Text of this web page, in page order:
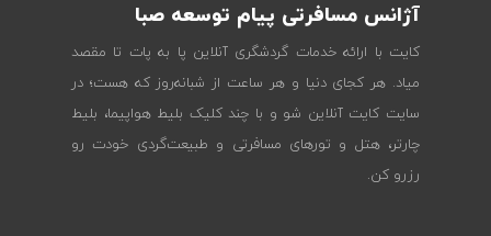
آژانس مسافرتی پیام توسعه صبا
کایت با ارائه خدمات گردشگری آنلاین پا به پات تا مقصد
میاد. هر کجای دنیا و هر ساعت از شبانه‌روز که هست؛ در
سایت کایت آنلاین شو و با چند کلیک بلیط هواپیما، بلیط
چارتر، هتل و تورهای مسافرتی و طبیعت‌گردی خودت رو
رزرو کن.